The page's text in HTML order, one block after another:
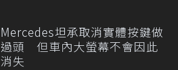
Mercedes坦承取消實體按鍵做
過頭 但車內大螢幕不會因此
消失